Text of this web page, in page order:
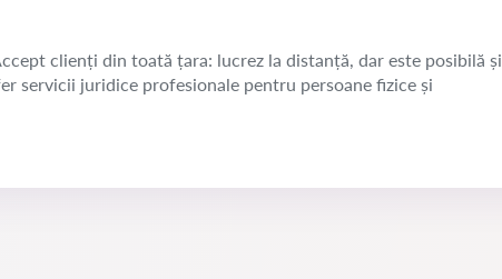
clienți din toată țara: lucrez la distanță, dar este posibilă și
servicii juridice profesionale pentru persoane fizice și